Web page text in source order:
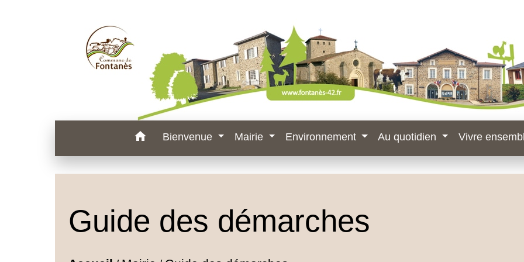
home Bienvenue Mairie Environnement Au quotidien Vivre
Guide des démarches